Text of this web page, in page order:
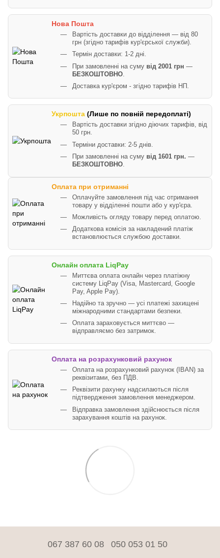
Нова Пошта
Вартість доставки до відділення — від 80
грн (згідно тарифів кур'єрської служби).
Термін доставки: 1-2 дні.
При замовленні на суму від 2001 грн —
БЕЗКОШТОВНО
Доставка кур'єром - згідно тарифів НП.
Укрпошта (Лише по повній передоплаті)
Вартість доставки згідно діючих тарифів, від
50 грн.
Терміни доставки: 2-5 днів.
При замовленні на суму від 1601 грн. —
БЕЗКОШТОВНО.
Оплата при отриманні
Оплачуйте замовлення під час отримання
товару у відділенні пошти або у кур'єра.
Можливість огляду товару перед оплатою.
Додаткова комісія за накладений платіж
встановлюється службою доставки.
Онлайн оплата LiqPay
Миттєва оплата онлайн через платіжну
систему LiqPay (Visa, Mastercard, Google
Pay, Apple Pay).
Надійно та зручно — усі платежі захищені
міжнародними стандартами безпеки.
Оплата зараховується миттєво —
відправляємо без затримок.
Оплата на розрахунковий рахунок
Оплата на розрахунковий рахунок (IBAN) за
реквізитами, без ПДВ.
Реквізити рахунку надсилаються після
підтвердження замовлення менеджером.
Відправка замовлення здійснюється після
зарахування коштів на рахунок.
067 387 60 08 050 053 01 50